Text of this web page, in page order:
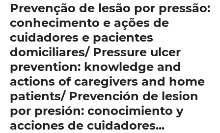
Prevenção de lesão por pressão:
conhecimento e ações de
cuidadores e pacientes
domiciliares/ Pressure ulcer
prevention: knowledge and
actions of caregivers and home
patients/ Prevención de lesion
por presión: conocimiento y
acciones de cuidadores...